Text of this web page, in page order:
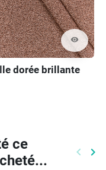
visibility
dorée brillante
ce
keyboard_arrow_left keyboard_arrow_right